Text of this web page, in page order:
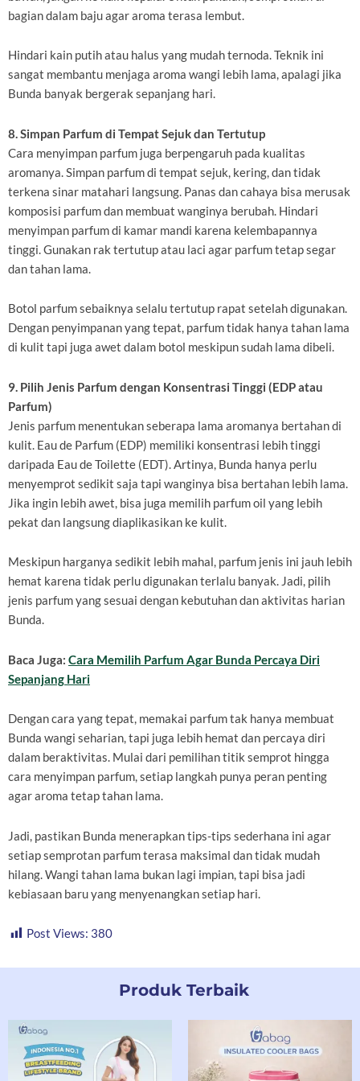
bagian dalam baju agar aroma terasa lembut.
Hindari kain putih atau halus yang mudah ternoda. Teknik ini
sangat membantu menjaga aroma wangi lebih lama, apalagi jika
Bunda banyak bergerak sepanjang hari.
8. Simpan Parfum di Tempat Sejuk dan Tertutup
Cara menyimpan parfum juga berpengaruh pada kualitas
aromanya. Simpan parfum di tempat sejuk, kering, dan tidak
terkena sinar matahari langsung. Panas dan cahaya bisa merusak
komposisi parfum dan membuat wanginya berubah. Hindari
menyimpan parfum di kamar mandi karena kelembapannya
tinggi. Gunakan rak tertutup atau laci agar parfum tetap segar
dan tahan lama.
Botol parfum sebaiknya selalu tertutup rapat setelah digunakan.
Dengan penyimpanan yang tepat, parfum tidak hanya tahan lama
di kulit tapi juga awet dalam botol meskipun sudah lama dibeli.
9. Pilih Jenis Parfum dengan Konsentrasi Tinggi (EDP atau
Parfum)
Jenis parfum menentukan seberapa lama aromanya bertahan di
kulit. Eau de Parfum (EDP) memiliki konsentrasi lebih tinggi
daripada Eau de Toilette (EDT). Artinya, Bunda hanya perlu
menyemprot sedikit saja tapi wanginya bisa bertahan lebih lama.
Jika ingin lebih awet, bisa juga memilih parfum oil yang lebih
pekat dan langsung diaplikasikan ke kulit.
Meskipun harganya sedikit lebih mahal, parfum jenis ini jauh lebih
hemat karena tidak perlu digunakan terlalu banyak. Jadi, pilih
jenis parfum yang sesuai dengan kebutuhan dan aktivitas harian
Bunda.
Baca Juga: Cara Memilih Parfum Agar Bunda Percaya Diri
Sepanjang Hari
Dengan cara yang tepat, memakai parfum tak hanya membuat
Bunda wangi seharian, tapi juga lebih hemat dan percaya diri
dalam beraktivitas. Mulai dari pemilihan titik semprot hingga
cara menyimpan parfum, setiap langkah punya peran penting
agar aroma tetap tahan lama.
Jadi, pastikan Bunda menerapkan tips-tips sederhana ini agar
setiap semprotan parfum terasa maksimal dan tidak mudah
hilang. Wangi tahan lama bukan lagi impian, tapi bisa jadi
kebiasaan baru yang menyenangkan setiap hari.
Post Views: 380
Produk Terbaik